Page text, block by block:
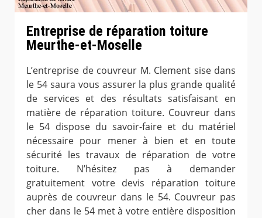
Entreprise de réparation toiture
Meurthe-et-Moselle
L’entreprise de couvreur M. Clement sise dans
le 54 saura vous assurer la plus grande qualité
de services et des résultats satisfaisant en
matière de réparation toiture. Couvreur dans
le 54 dispose du savoir-faire et du matériel
nécessaire pour mener à bien et en toute
sécurité les travaux de réparation de votre
toiture. N’hésitez pas à demander
gratuitement votre devis réparation toiture
auprès de couvreur dans le 54. Couvreur pas
cher dans le 54 met à votre entière disposition